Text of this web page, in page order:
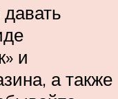
и
а также